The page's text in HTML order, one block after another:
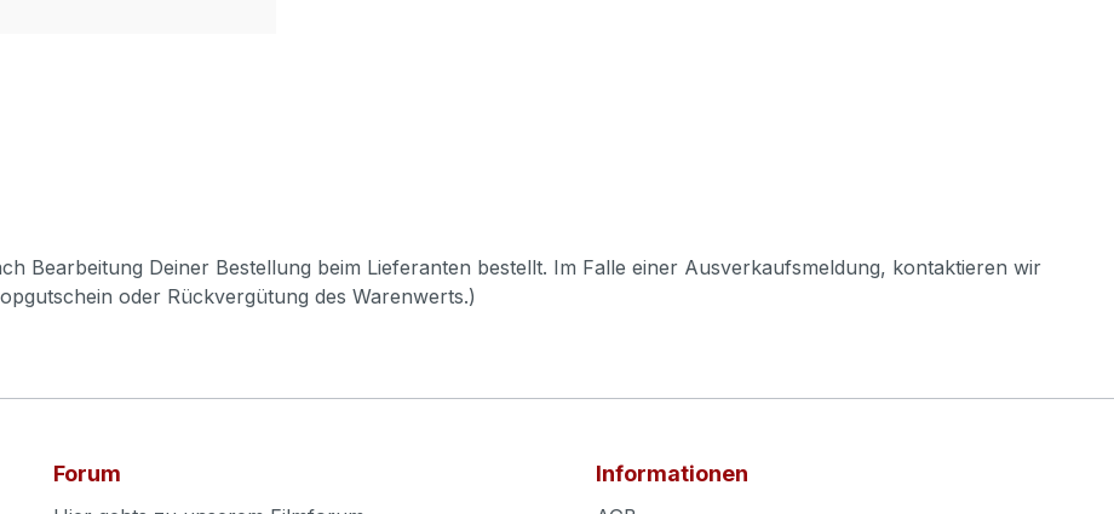
Bearbeitung Deiner Bestellung beim Lieferanten bestellt. Im Falle einer Ausverkaufsmeldung, kontaktieren wir
oder Rückvergütung des Warenwerts.)
Forum Informationen